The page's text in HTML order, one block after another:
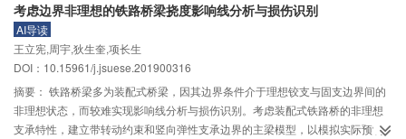
线法识别结果0.73${\sigma _{\rm{c}}} $对比，验证了该方法的可靠性。Felicity
效应识别法保证了求解结果的客观性，其识别范围可由循环加载间的应力增量
大小决定。利用基于声发射能量值表征的损伤变量，对灰岩的损伤演化过程进
行了定量评价，结果表明：在损伤稳定演化区间内，28.3％的应力范围损伤累
积了17.4％；而在裂缝损伤应力之后的损伤加剧演化区间内，26.1％的应力范
围内损伤累积了80％。研究成果可为深入认识工程领域中岩石的损伤演化机制
提供技术支持。
考虑边界非理想的铁路桥梁挠度影响线分析与损伤识别
AI导读
王立宪,周宇,狄生奎,项长生
DOI：10.15961/j.jsuese.201900316
摘要： 铁路桥梁多为装配式桥梁，因其边界条件介于理想铰支与固支边界间的
非理想状态，而较难实现影响线分析与损伤识别。考虑装配式铁路桥的非理想
支承特性，建立带转动约束和竖向弹性支承边界的主梁模型，以模拟实际预制